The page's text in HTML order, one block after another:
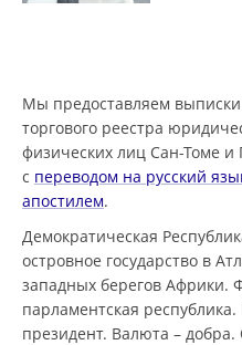
Мы предоставляем
торгового реестра
физических лиц Сан-Томе
с переводом на русский
апостилем.
Демократическая
островное государство в
западных берегов Африки.
парламентская республика.
президент. Валюта –